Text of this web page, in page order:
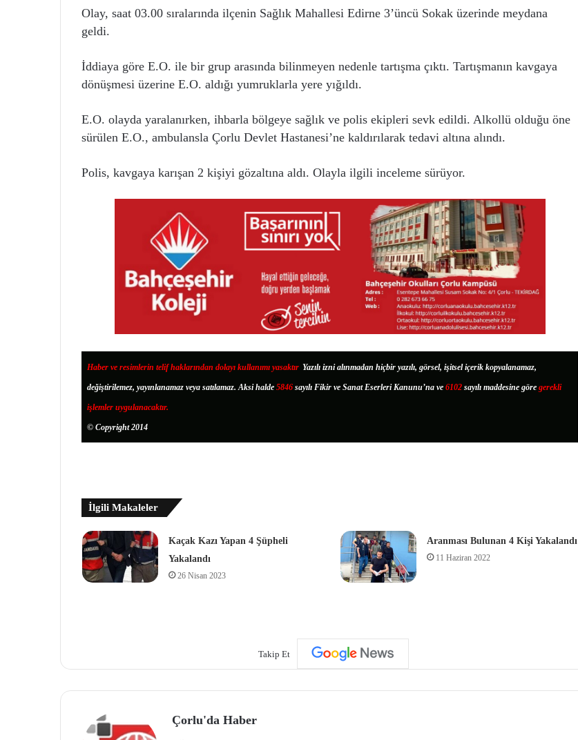
Olay, saat 03.00 sıralarında ilçenin Sağlık Mahallesi Edirne 3’üncü Sokak üzerinde meydana
geldi.
İddiaya göre E.O. ile bir grup arasında bilinmeyen nedenle tartışma çıktı. Tartışmanın kavgaya
dönüşmesi üzerine E.O. aldığı yumruklarla yere yığıldı.
E.O. olayda yaralanırken, ihbarla bölgeye sağlık ve polis ekipleri sevk edildi. Alkollü olduğu öne
sürülen E.O., ambulansla Çorlu Devlet Hastanesi’ne kaldırılarak tedavi altına alındı.
Polis, kavgaya karışan 2 kişiyi gözaltına aldı. Olayla ilgili inceleme sürüyor.
Haber ve resimlerin telif haklarından dolayı kullanımı yasaktır. Yazılı izni alınmadan hiçbir yazılı, görsel, işitsel içerik kopyalanamaz,
değiştirilemez, yayınlanamaz veya satılamaz. Aksi halde 5846 sayılı Fikir ve Sanat Eserleri Kanunu’na ve 6102 sayılı maddesine göre gerekli
işlemler uygulanacaktır.
© Copyright 2014
İlgili Makaleler
Kaçak Kazı Yapan 4 Şüpheli
Yakalandı
26 Nisan 2023
Aranması Bulunan 4 Kişi Yakalandı
11 Haziran 2022
Takip Et
Çorlu'da Haber